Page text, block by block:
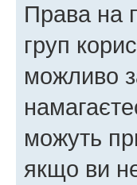
Права на
груп
можливо
можуть
якщо ви